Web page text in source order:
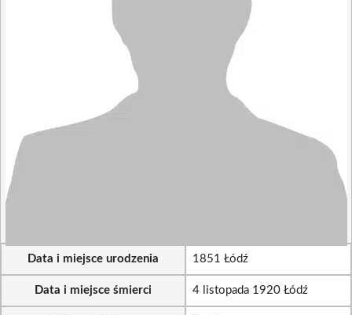
Data i miejsce urodzenia 1851 Łódź
Data i miejsce śmierci 4 listopada 1920 Łódź